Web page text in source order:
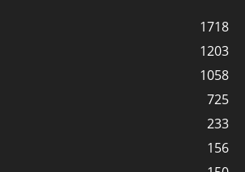
1718
1203
1058
725
233
156